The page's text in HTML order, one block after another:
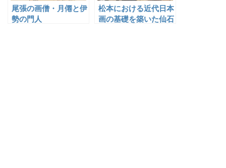
尾張の画僧・月僊と伊
勢の門人
松本における近代日本
画の基礎を築いた仙石